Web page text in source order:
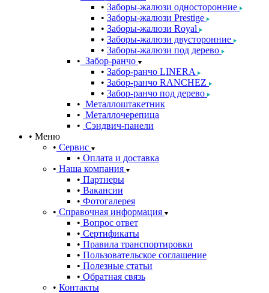
Заборы-жалюзи односторонние
Заборы-жалюзи Prestige
Заборы-жалюзи Royal
Заборы-жалюзи двусторонние
Заборы-жалюзи под дерево
Забор-ранчо
Забор-ранчо LINERA
Забор-ранчо RANCHEZ
Забор-ранчо под дерево
Металлоштакетник
Металлочерепица
Сэндвич-панели
Меню
Сервис
Оплата и доставка
Наша компания
Партнеры
Вакансии
Фотогалерея
Справочная информация
Вопрос ответ
Сертификаты
Правила транспортировки
Пользовательское соглашение
Полезные статьи
Обратная связь
Контакты